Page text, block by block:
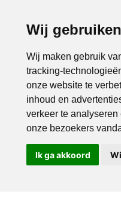
Wij
Wij maken gebruik
tracking-
onze website te
inhoud en
verkeer te
onze bezoekers
Ik ga akkoord
Advertentie:
Bel ons